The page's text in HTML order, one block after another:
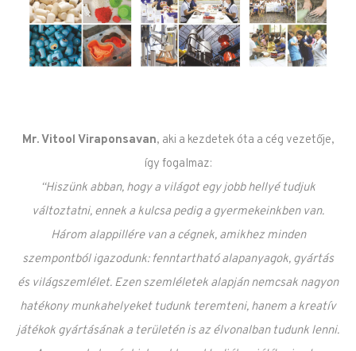
Mr. Vitool Viraponsavan, aki a kezdetek óta a cég vezetője,
így fogalmaz:
“Hiszünk abban, hogy a világot egy jobb hellyé tudjuk
változtatni, ennek a kulcsa pedig a gyermekeinkben van.
Három alappillére van a cégnek, amikhez minden
szempontból igazodunk: fenntartható alapanyagok, gyártás
és világszemlélet. Ezen szemléletek alapján nemcsak nagyon
hatékony munkahelyeket tudunk teremteni, hanem a kreatív
játékok gyártásának a területén is az élvonalban tudunk lenni.